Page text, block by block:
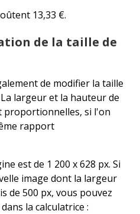
13,33 €.
de la taille de
de modifier la taille
largeur et la hauteur de
proportionnelles, si l'on
rapport
est de 1 200 x 628 px. Si
image dont la largeur
de 500 px, vous pouvez
la calculatrice :